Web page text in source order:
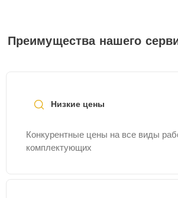
Преимущества нашего
Низкие цены
Конкурентные цены на все виды
комплектующих